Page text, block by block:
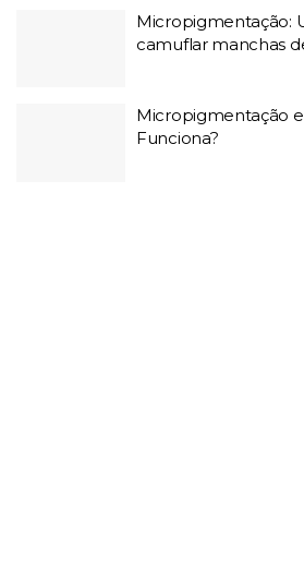
Micropigmentação:
camuflar manchas
Micropigmentação
Funciona?